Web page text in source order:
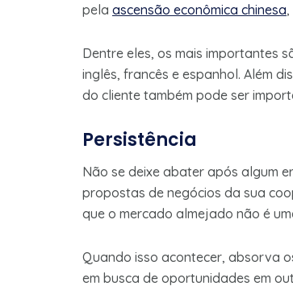
pela ascensão econômica chinesa
Dentre eles, os mais importantes
inglês, francês e espanhol. Além
do cliente também pode ser
Persistência
Não se deixe abater após algum
propostas de negócios da sua
que o mercado almejado não é
Quando isso acontecer, absorva
em busca de oportunidades em